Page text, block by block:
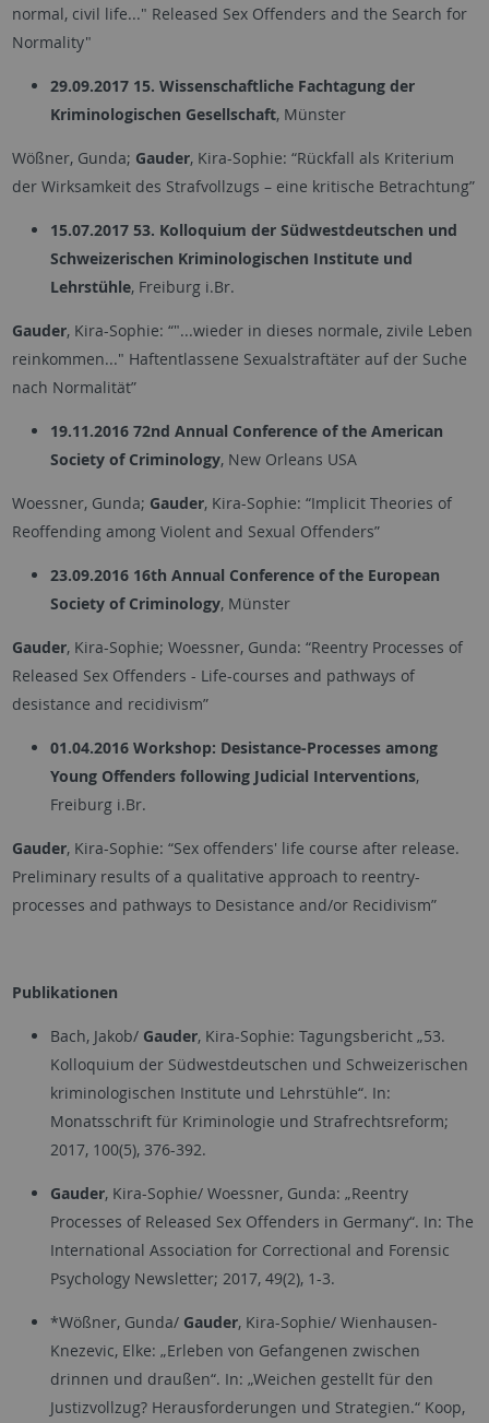
normal, civil life..." Released Sex Offenders and the Search for
Normality"
29.09.2017 15. Wissenschaftliche Fachtagung der
Kriminologischen Gesellschaft, Münster
Wößner, Gunda; Gauder, Kira-Sophie: “Rückfall als Kriterium
der Wirksamkeit des Strafvollzugs – eine kritische Betrachtung”
15.07.2017 53. Kolloquium der Südwestdeutschen und
Schweizerischen Kriminologischen Institute und
Lehrstühle, Freiburg i.Br.
Gauder, Kira-Sophie: “"...wieder in dieses normale, zivile Leben
reinkommen..." Haftentlassene Sexualstraftäter auf der Suche
nach Normalität”
19.11.2016 72nd Annual Conference of the American
Society of Criminology, New Orleans USA
Woessner, Gunda; Gauder, Kira-Sophie: “Implicit Theories of
Reoffending among Violent and Sexual Offenders”
23.09.2016 16th Annual Conference of the European
Society of Criminology, Münster
Gauder, Kira-Sophie; Woessner, Gunda: “Reentry Processes of
Released Sex Offenders - Life-courses and pathways of
desistance and recidivism”
01.04.2016 Workshop: Desistance-Processes among
Young Offenders following Judicial Interventions,
Freiburg i.Br.
Gauder, Kira-Sophie: “Sex offenders' life course after release.
Preliminary results of a qualitative approach to reentry-
processes and pathways to Desistance and/or Recidivism”
Publikationen
Bach, Jakob/ Gauder, Kira-Sophie: Tagungsbericht „53.
Kolloquium der Südwestdeutschen und Schweizerischen
kriminologischen Institute und Lehrstühle“. In:
Monatsschrift für Kriminologie und Strafrechtsreform;
2017, 100(5), 376-392.
Gauder, Kira-Sophie/ Woessner, Gunda: „Reentry
Processes of Released Sex Offenders in Germany“. In: The
International Association for Correctional and Forensic
Psychology Newsletter; 2017, 49(2), 1-3.
*Wößner, Gunda/ Gauder, Kira-Sophie/ Wienhausen-
Knezevic, Elke: „Erleben von Gefangenen zwischen
drinnen und draußen“. In: „Weichen gestellt für den
Justizvollzug? Herausforderungen und Strategien.“ Koop,